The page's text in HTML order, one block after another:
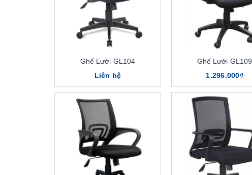
Ghế Lưới GL104
Liên hệ
Ghế Lưới GL109
1.296.000₫